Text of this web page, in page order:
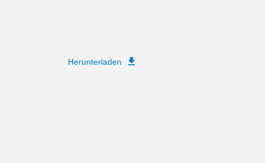
Herunterladen